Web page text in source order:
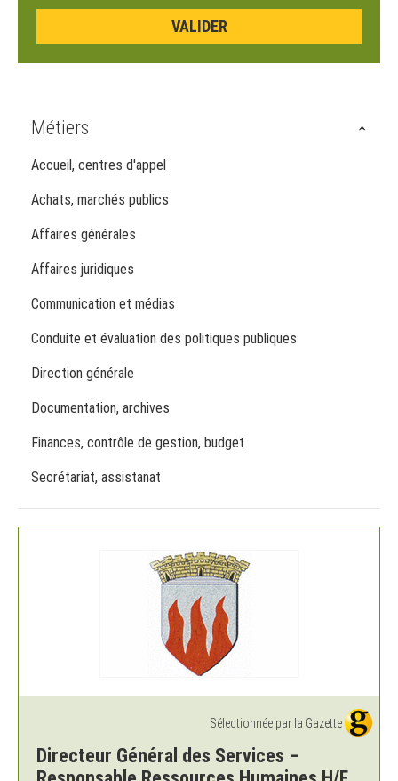
Métiers
Accueil, centres d'appel
Achats, marchés publics
Affaires générales
Affaires juridiques
Communication et médias
Conduite et évaluation des politiques publiques
Direction générale
Documentation, archives
Finances, contrôle de gestion, budget
Secrétariat, assistanat
Sélectionnée par la Gazette
Directeur Général des Services –